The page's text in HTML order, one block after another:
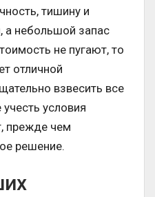
тишину и
а небольшой запас
не пугают, то
отличной
взвесить все
учесть условия
прежде чем
решение.